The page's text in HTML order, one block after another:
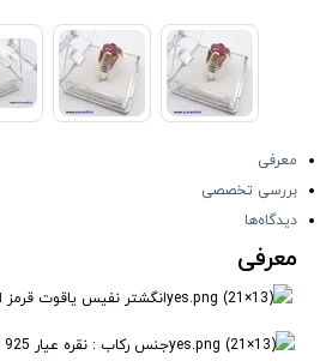
معرفی
بررسی تخصصی
دیدگاه‌ها
معرفی
انگشتر نفیس یاقوت قرمز
جنس رکاب : نقره عیار 925